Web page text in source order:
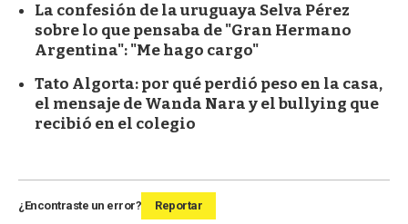
La confesión de la uruguaya Selva Pérez
sobre lo que pensaba de "Gran Hermano
Argentina": "Me hago cargo"
Tato Algorta: por qué perdió peso en la casa,
el mensaje de Wanda Nara y el bullying que
recibió en el colegio
¿Encontraste un error? Reportar